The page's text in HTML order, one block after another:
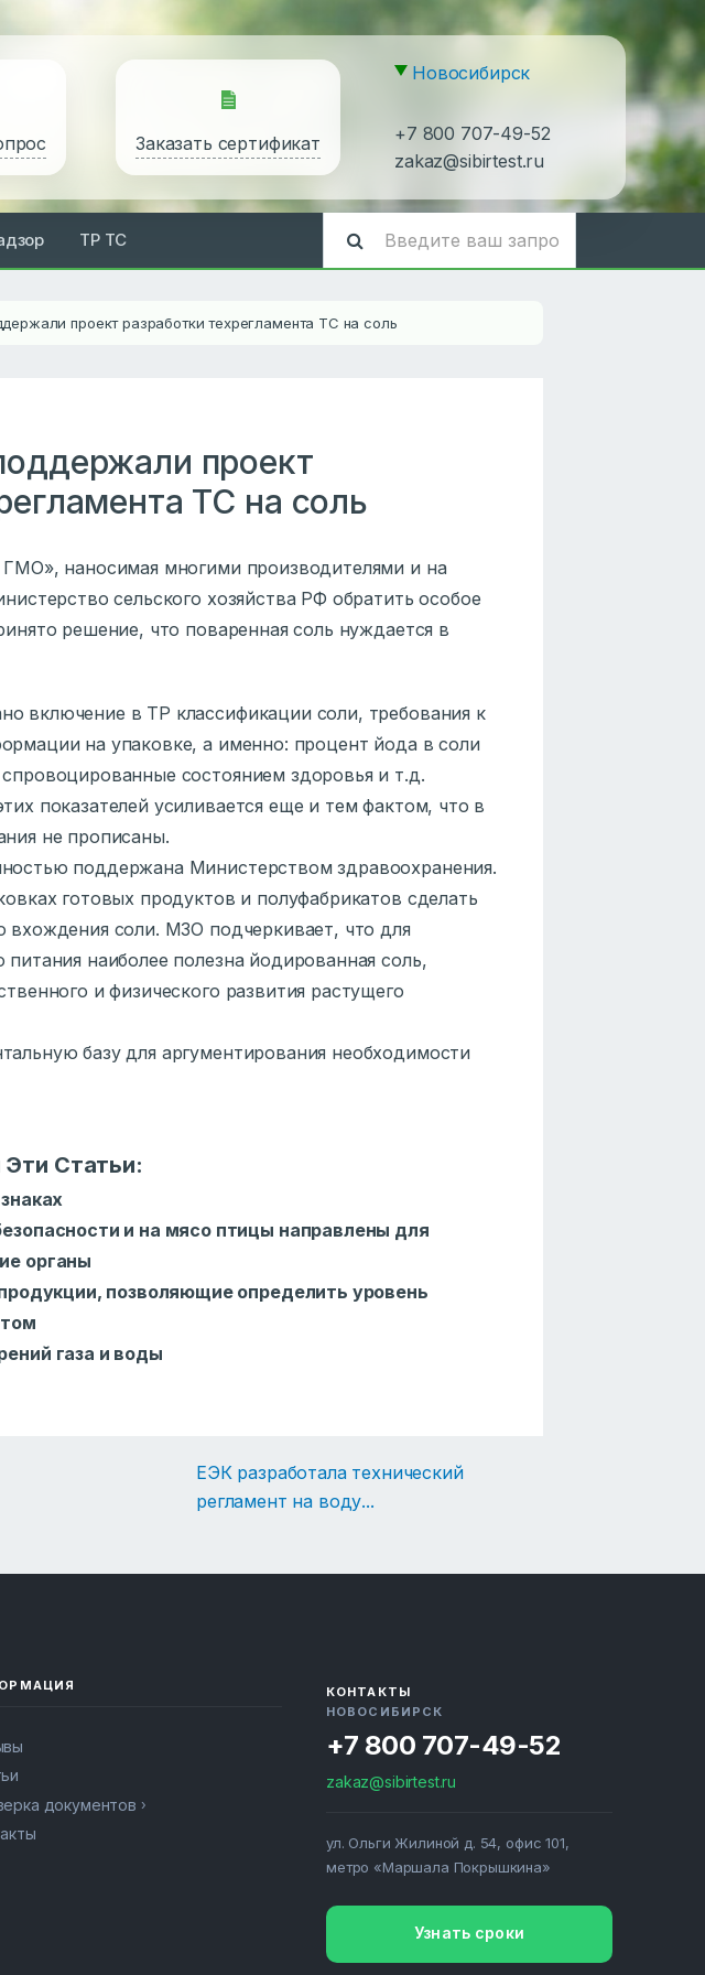
Заказать сертификат
Новосибирск
+7 800 707-49-52
zakaz@sibirtest.ru
ТР ТС
проект разработки техрегламента ТС на соль
проект
ТС на соль
наносимая многими производителями и на
сельского хозяйства РФ обратить особое
решение, что поваренная соль нуждается в
включение в ТР классификации соли, требования к
на упаковке, а именно: процент йода в соли
состоянием здоровья и т.д.
показателей усиливается еще и тем фактом, что в
не прописаны.
поддержана Министерством здравоохранения.
готовых продуктов и полуфабрикатов сделать
вхождения соли. МЗО подчеркивает, что для
наиболее полезна йодированная соль,
и физического развития растущего
базу для аргументирования необходимости
Статьи:
и на мясо птицы направлены для
органы
позволяющие определить уровень
газа и воды
ЕЭК разработала технический
регламент на воду...
документов
КОНТАКТЫ
НОВОСИБИРСК
+7 800 707-49-52
zakaz@sibirtest.ru
ул. Ольги Жилиной д. 54, офис 101,
метро «Маршала Покрышкина»
Узнать сроки